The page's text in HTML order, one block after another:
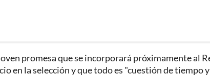
promesa que se incorporará próximamente al
en la selección y que todo es "cuestión de tiempo